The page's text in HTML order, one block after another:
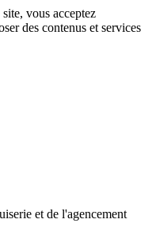
vous acceptez
des contenus et services
et de l'agencement